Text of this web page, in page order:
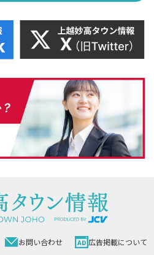
お問い合わせ 広告掲載について